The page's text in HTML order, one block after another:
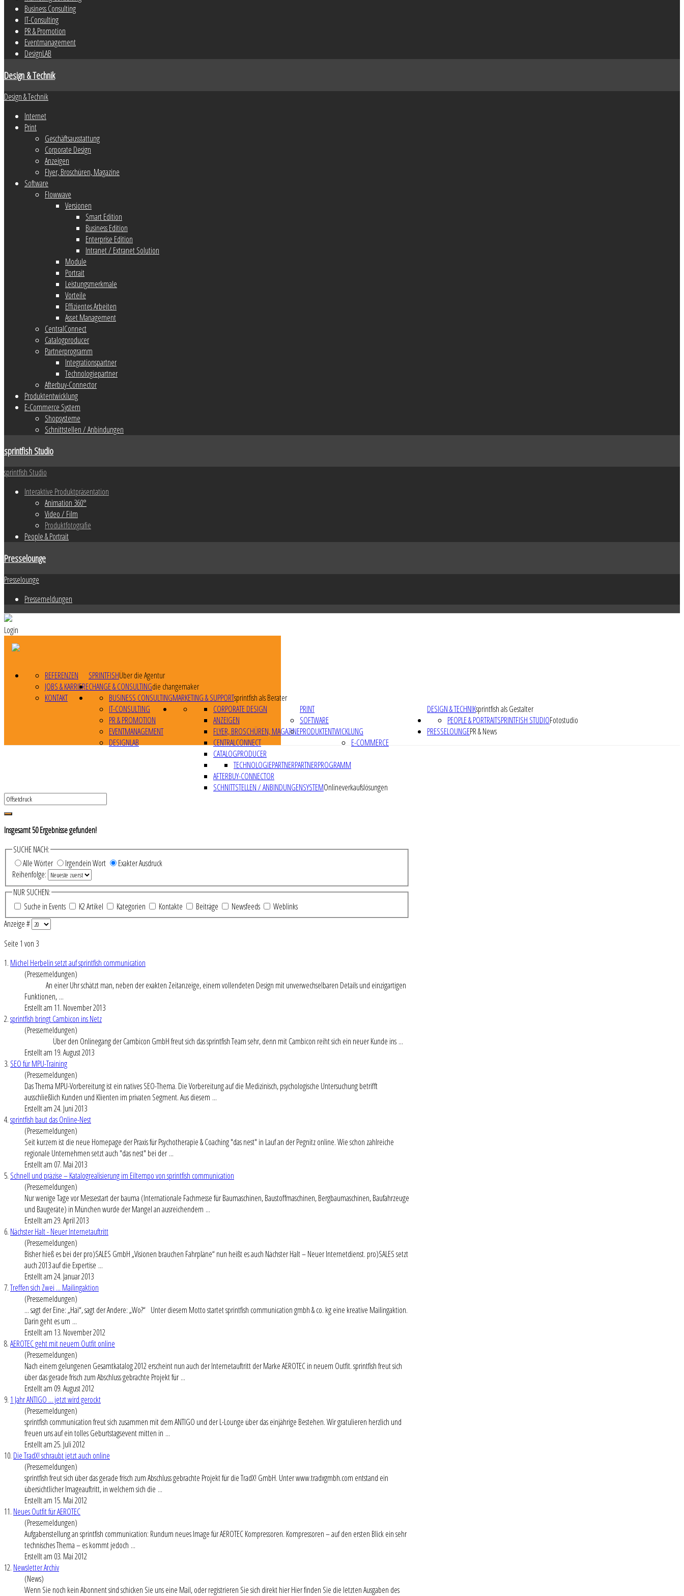
Business Consulting
IT-Consulting
PR & Promotion
Eventmanagement
DesignLAB
Design & Technik
Design & Technik
Internet
Print
Geschäftsausstattung
Corporate Design
Anzeigen
Flyer, Broschüren, Magazine
Software
Flowwave
Versionen
Smart Edition
Business Edition
Enterprise Edition
Intranet / Extranet Solution
Module
Portrait
Leistungsmerkmale
Vorteile
Effizientes Arbeiten
Asset Management
CentralConnect
Catalogproducer
Partnerprogramm
Integrationspartner
Technologiepartner
Afterbuy-Connector
Produktentwicklung
E-Commerce System
Shopsysteme
Schnittstellen / Anbindungen
sprintfish Studio
sprintfish Studio
Interaktive Produktpräsentation
Animation 360°
Video / Film
Produktfotografie
People & Portrait
Presselounge
Presselounge
Pressemeldungen
Login
SPRINTFISHÜber die Agentur
REFERENZEN
JOBS & KARRIERE
KONTAKT
CHANGE & CONSULTINGdie changemaker
MARKETING & SUPPORTsprintfish als Berater
BUSINESS CONSULTING
IT-CONSULTING
PR & PROMOTION
EVENTMANAGEMENT
DESIGNLAB
DESIGN & TECHNIKsprintfish als Gestalter
PRINT
CORPORATE DESIGN
ANZEIGEN
FLYER, BROSCHÜREN, MAGAZINE
SOFTWARE
CENTRALCONNECT
CATALOGPRODUCER
PARTNERPROGRAMM
TECHNOLOGIEPARTNER
AFTERBUY-CONNECTOR
PRODUKTENTWICKLUNG
E-COMMERCE
SYSTEMOnlineverkaufslösungen
SCHNITTSTELLEN / ANBINDUNGEN
SPRINTFISH STUDIOFotostudio
PEOPLE & PORTRAIT
PRESSELOUNGEPR & News
Insgesamt50Ergebnisse gefunden!
SUCHE NACH:
Alle Wörter
Irgendein Wort
Exakter Ausdruck
Reihenfolge:
NUR SUCHEN:
Suche in Events
K2 Artikel Kategorien Kontakte Beiträge Newsfeeds
Weblinks
Anzeige #
Seite 1 von 3
1. Michel Herbelin setzt auf sprintfish communication
(Pressemeldungen)
An einer Uhr schätzt man, neben der exakten Zeitanzeige, einem vollendeten Design mit unverwechselbaren Details und einzigartigen
Funktionen, ...
Erstellt am 11. November 2013
2.sprintfish bringt Cambicon ins Netz
(Pressemeldungen)
Über den Onlinegang der Cambicon GmbH freut sich das sprintfish Team sehr, denn mit Cambicon reiht sich ein neuer Kunde ins ...
Erstellt am 19. August 2013
3. SEO für MPU-Training
(Pressemeldungen)
Das Thema MPU-Vorbereitung ist ein natives SEO-Thema. Die Vorbereitung auf die Medizinisch, psychologische Untersuchung betrifft
ausschließlich Kunden und Klienten im privaten Segment. Aus diesem ...
Erstellt am 24. Juni 2013
4.sprintfish baut das Online-Nest
(Pressemeldungen)
Seit kurzem ist die neue Homepage der Praxis für Psychotherapie & Coaching "das nest" in Lauf an der Pegnitz online. Wie schon zahlreiche
regionale Unternehmen setzt auch "das nest" bei der ...
Erstellt am 07. Mai 2013
5. Schnell und präzise – Katalogrealisierung im Eiltempo von sprintfish communication
(Pressemeldungen)
Nur wenige Tage vor Messestart der bauma (Internationale Fachmesse für Baumaschinen, Baustoffmaschinen, Bergbaumaschinen, Baufahrzeuge
und Baugeräte) in München wurde der Mangel an ausreichendem ...
Erstellt am 29. April 2013
6. Nächster Halt - Neuer Internetauftritt
(Pressemeldungen)
Bisher hieß es bei der pro)SALES GmbH „Visionen brauchen Fahrpläne“ nun heißt es auch Nächster Halt – Neuer Internetdienst. pro)SALES setzt
auch 2013 auf die Expertise ...
Erstellt am 24. Januar 2013
7.Treffen sich Zwei ... Mailingaktion
(Pressemeldungen)
... sagt der Eine: „Hai“, sagt der Andere: „Wo?“ Unter diesem Motto startet sprintfish communication gmbh & co. kg eine kreative Mailingaktion.
Darin geht es um ...
Erstellt am 13. November 2012
8.AEROTEC geht mit neuem Outfit online
(Pressemeldungen)
Nach einem gelungenen Gesamtkatalog 2012 erscheint nun auch der Internetauftritt der Marke AEROTEC in neuem Outfit. sprintfish freut sich
über das gerade frisch zum Abschluss gebrachte Projekt für ...
Erstellt am 09. August 2012
9. 1 Jahr ANTIGO ... jetzt wird gerockt
(Pressemeldungen)
sprintfish communication freut sich zusammen mit dem ANTIGO und der L-Lounge über das einjährige Bestehen. Wir gratulieren herzlich und
freuen uns auf ein tolles Geburtstagsevent mitten in ...
Erstellt am 25. Juli 2012
10. Die TradX! schraubt jetzt auch online
(Pressemeldungen)
sprintfish freut sich über das gerade frisch zum Abschluss gebrachte Projekt für die TradX! GmbH. Unter www.tradxgmbh.com entstand ein
übersichtlicher Imageauftritt, in welchem sich die ...
Erstellt am 15. Mai 2012
11. Neues Outfit für AEROTEC
(Pressemeldungen)
Aufgabenstellung an sprintfish communication: Rundum neues Image für AEROTEC Kompressoren. Kompressoren – auf den ersten Blick ein sehr
technisches Thema – es kommt jedoch ...
Erstellt am 03. Mai 2012
12. Newsletter Archiv
(News)
Wenn Sie noch kein Abonnent sind schicken Sie uns eine Mail, oder registrieren Sie sich direkt hier Hier finden Sie die letzten Ausgaben des